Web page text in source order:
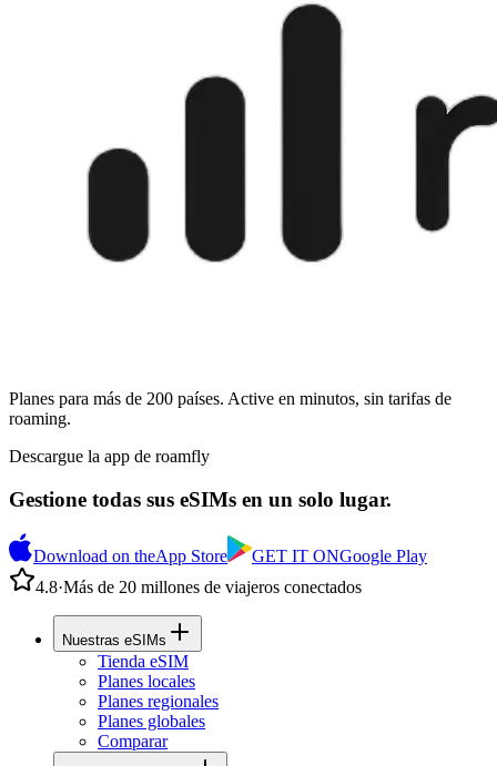
Planes para más de 200 países. Active en minutos, sin tarifas de
roaming.
Descargue la app de roamfly
Gestione todas sus eSIMs en un solo lugar.
Download on theApp Store GET IT ONGoogle Play
4.8·Más de 20 millones de viajeros conectados
Nuestras eSIMs
Tienda eSIM
Planes locales
Planes regionales
Planes globales
Comparar